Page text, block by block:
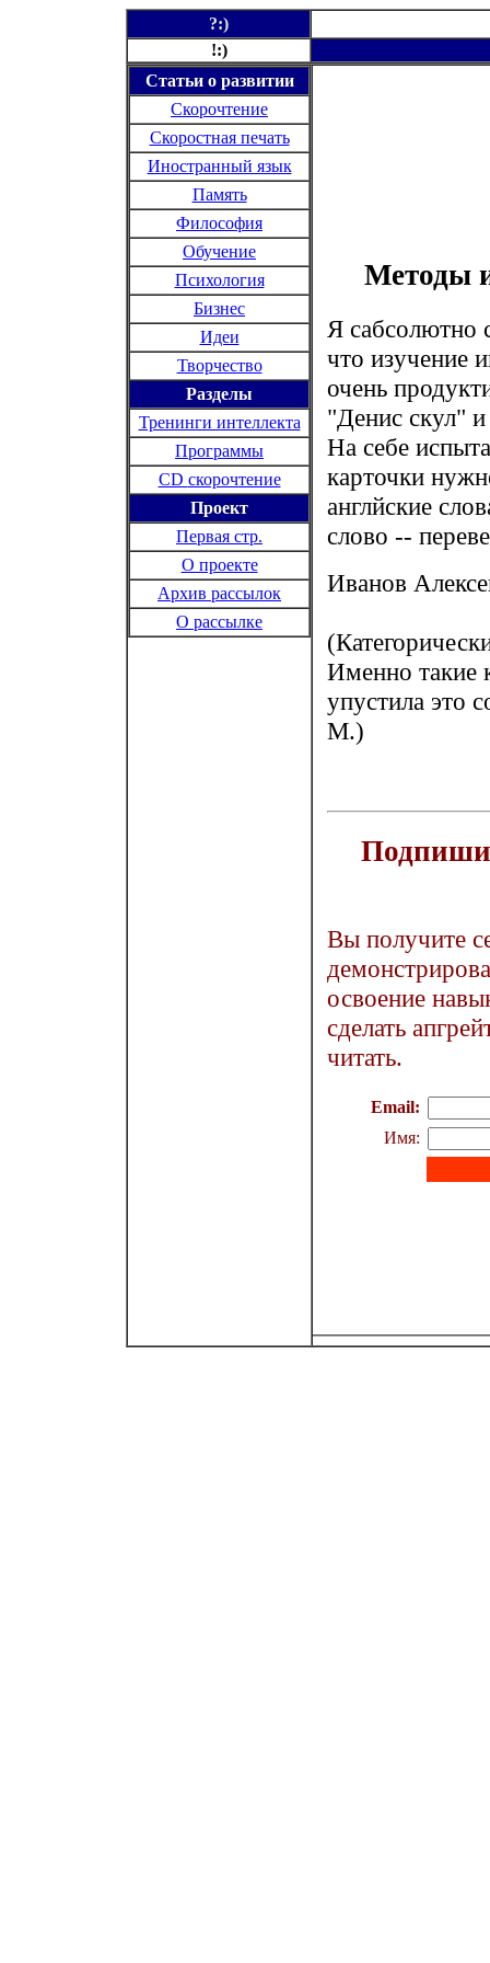
?:)
!:)
Статьи о развитии
Скорочтение
Скоростная печать
Иностранный язык
Память
Философия
Обучение
Психология
Бизнес
Идеи
Творчество
Разделы
Тренинги интеллекта
Программы
CD скорочтение
Проект
Первая стр.
О проекте
Архив рассылок
О рассылке
Методы
Я сабсолютно
что изучение
очень
"Денис скул"
На себе
карточки
англйские
слово --
Иванов
Именно такие
упустила это
М.)
Вы получите
освоение
сделать
читать.
Email:
Имя: